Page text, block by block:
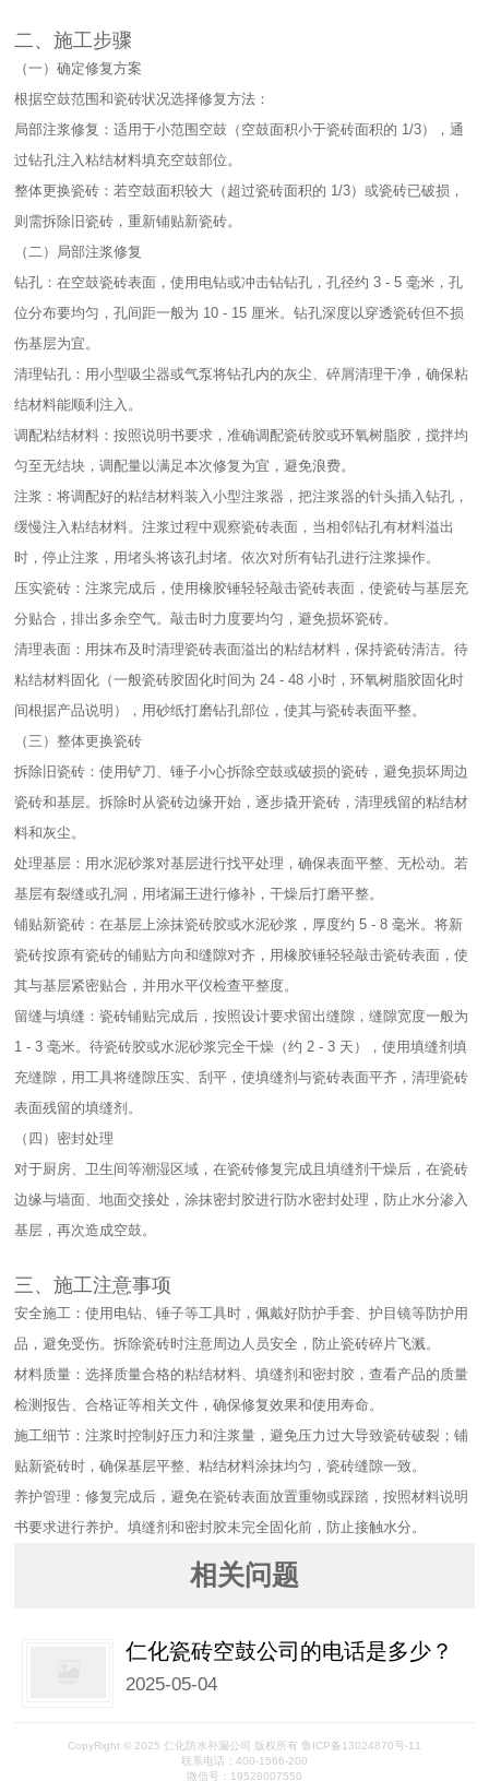
二、施工步骤​
（一）确定修复方案​
根据空鼓范围和瓷砖状况选择修复方法：​
局部注浆修复：适用于小范围空鼓（空鼓面积小于瓷砖面积的 1/3），通
过钻孔注入粘结材料填充空鼓部位。​
整体更换瓷砖：若空鼓面积较大（超过瓷砖面积的 1/3）或瓷砖已破损，
则需拆除旧瓷砖，重新铺贴新瓷砖。​
（二）局部注浆修复​
钻孔：在空鼓瓷砖表面，使用电钻或冲击钻钻孔，孔径约 3 - 5 毫米，孔
位分布要均匀，孔间距一般为 10 - 15 厘米。钻孔深度以穿透瓷砖但不损
伤基层为宜。​
清理钻孔：用小型吸尘器或气泵将钻孔内的灰尘、碎屑清理干净，确保粘
结材料能顺利注入。​
调配粘结材料：按照说明书要求，准确调配瓷砖胶或环氧树脂胶，搅拌均
匀至无结块，调配量以满足本次修复为宜，避免浪费。​
注浆：将调配好的粘结材料装入小型注浆器，把注浆器的针头插入钻孔，
缓慢注入粘结材料。注浆过程中观察瓷砖表面，当相邻钻孔有材料溢出
时，停止注浆，用堵头将该孔封堵。依次对所有钻孔进行注浆操作。​
压实瓷砖：注浆完成后，使用橡胶锤轻轻敲击瓷砖表面，使瓷砖与基层充
分贴合，排出多余空气。敲击时力度要均匀，避免损坏瓷砖。​
清理表面：用抹布及时清理瓷砖表面溢出的粘结材料，保持瓷砖清洁。待
粘结材料固化（一般瓷砖胶固化时间为 24 - 48 小时，环氧树脂胶固化时
间根据产品说明），用砂纸打磨钻孔部位，使其与瓷砖表面平整。​
（三）整体更换瓷砖​
拆除旧瓷砖：使用铲刀、锤子小心拆除空鼓或破损的瓷砖，避免损坏周边
瓷砖和基层。拆除时从瓷砖边缘开始，逐步撬开瓷砖，清理残留的粘结材
料和灰尘。​
处理基层：用水泥砂浆对基层进行找平处理，确保表面平整、无松动。若
基层有裂缝或孔洞，用堵漏王进行修补，干燥后打磨平整。​
铺贴新瓷砖：在基层上涂抹瓷砖胶或水泥砂浆，厚度约 5 - 8 毫米。将新
瓷砖按原有瓷砖的铺贴方向和缝隙对齐，用橡胶锤轻轻敲击瓷砖表面，使
其与基层紧密贴合，并用水平仪检查平整度。​
留缝与填缝：瓷砖铺贴完成后，按照设计要求留出缝隙，缝隙宽度一般为
1 - 3 毫米。待瓷砖胶或水泥砂浆完全干燥（约 2 - 3 天），使用填缝剂填
充缝隙，用工具将缝隙压实、刮平，使填缝剂与瓷砖表面平齐，清理瓷砖
表面残留的填缝剂。​
（四）密封处理​
对于厨房、卫生间等潮湿区域，在瓷砖修复完成且填缝剂干燥后，在瓷砖
边缘与墙面、地面交接处，涂抹密封胶进行防水密封处理，防止水分渗入
基层，再次造成空鼓。​
三、施工注意事项​
安全施工：使用电钻、锤子等工具时，佩戴好防护手套、护目镜等防护用
品，避免受伤。拆除瓷砖时注意周边人员安全，防止瓷砖碎片飞溅。​
材料质量：选择质量合格的粘结材料、填缝剂和密封胶，查看产品的质量
检测报告、合格证等相关文件，确保修复效果和使用寿命。​
施工细节：注浆时控制好压力和注浆量，避免压力过大导致瓷砖破裂；铺
贴新瓷砖时，确保基层平整、粘结材料涂抹均匀，瓷砖缝隙一致。​
养护管理：修复完成后，避免在瓷砖表面放置重物或踩踏，按照材料说明
书要求进行养护。填缝剂和密封胶未完全固化前，防止接触水分。
相关问题
仁化瓷砖空鼓公司的电话是多少？
2025-05-04
CopyRight © 2025 仁化防水补漏公司 版权所有 鲁ICP备13024870号-11
联系电话：400-1566-200
微信号：19528007550